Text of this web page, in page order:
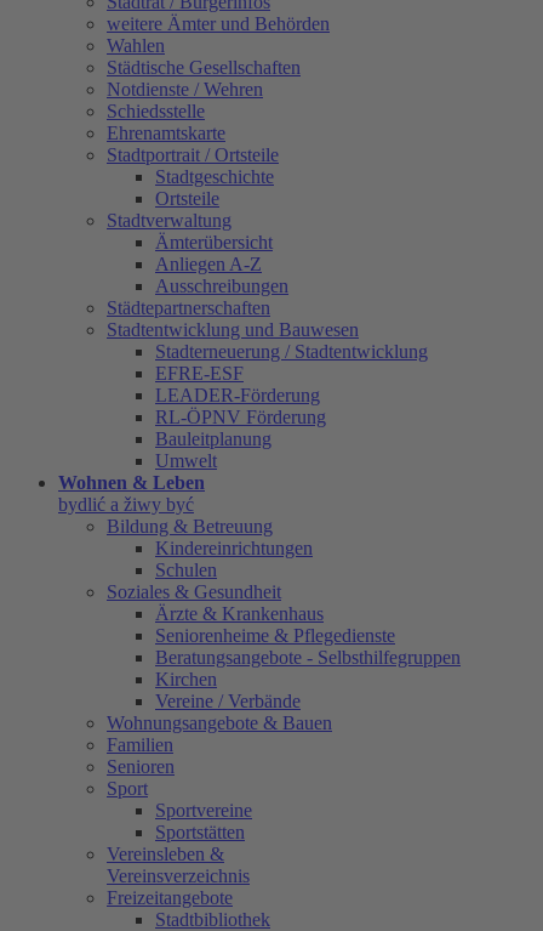
weitere Ämter und Behörden
Wahlen
Städtische Gesellschaften
Notdienste / Wehren
Schiedsstelle
Ehrenamtskarte
Stadtportrait / Ortsteile
Stadtgeschichte
Ortsteile
Stadtverwaltung
Ämterübersicht
Anliegen A-Z
Ausschreibungen
Städtepartnerschaften
Stadtentwicklung und Bauwesen
Stadterneuerung / Stadtentwicklung
EFRE-ESF
LEADER-Förderung
RL-ÖPNV Förderung
Bauleitplanung
Umwelt
Wohnen & Leben
bydlić a žiwy być
Bildung & Betreuung
Kindereinrichtungen
Schulen
Soziales & Gesundheit
Ärzte & Krankenhaus
Seniorenheime & Pflegedienste
Beratungsangebote - Selbsthilfegruppen
Kirchen
Vereine / Verbände
Wohnungsangebote & Bauen
Familien
Senioren
Sport
Sportvereine
Sportstätten
Vereinsleben &
Vereinsverzeichnis
Freizeitangebote
Stadtbibliothek